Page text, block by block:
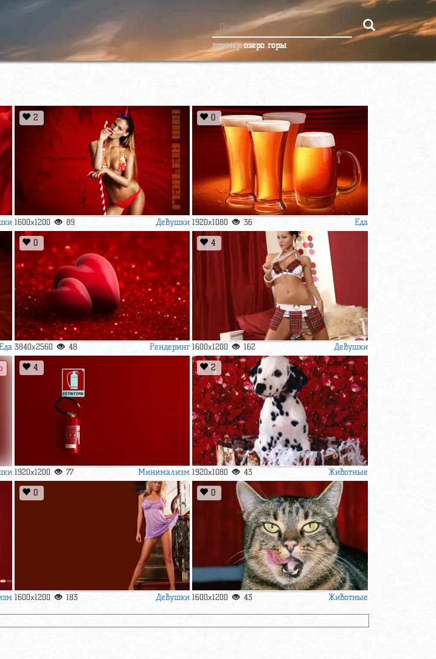
примерозеро горы
2
1600x1200 89 Девушки
0
1920x1080 36
Еда
Еда
0
3840x2560 48 Рендеринг
4
1600x1200 162
Девушки
4
1920x1200 77 Минимализм
2
1920x1080 43
Животные
0
1600x1200 183 Девушки
0
1600x1200 43 Животные